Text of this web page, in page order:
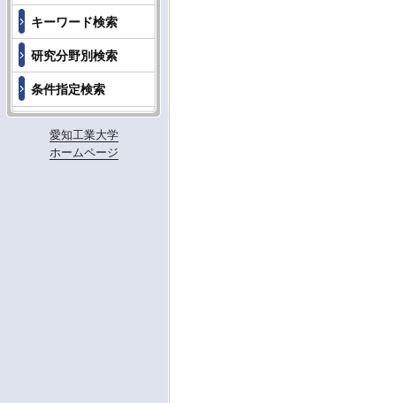
キーワード検索
研究分野別検索
条件指定検索
愛知工業大学
ホームページ